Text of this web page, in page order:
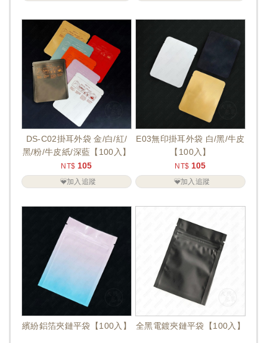
DS-C02掛耳外袋 金/白/紅/
黑/粉/牛皮紙/深藍【100入】
NT$ 105
加入追蹤
E03無印掛耳外袋 白/黑/牛皮
【100入】
NT$ 105
加入追蹤
繽紛鋁箔夾鏈平袋【100入】 全黑電鍍夾鏈平袋【100入】